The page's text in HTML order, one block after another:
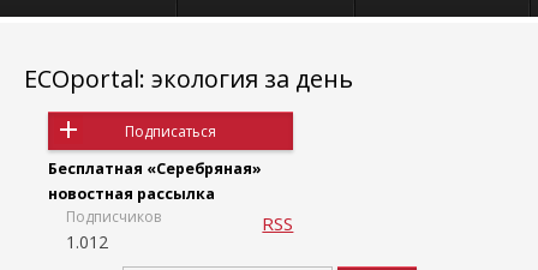
ECOportal: экология за день
Подписаться
Бесплатная «Серебряная»
новостная рассылка
Подписчиков
1.012
RSS